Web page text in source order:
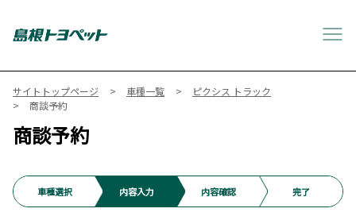
サイトトップページ 車種一覧
ピクシス トラック
商談予約
商談予約
車種選択 内容入力 内容確認 完了